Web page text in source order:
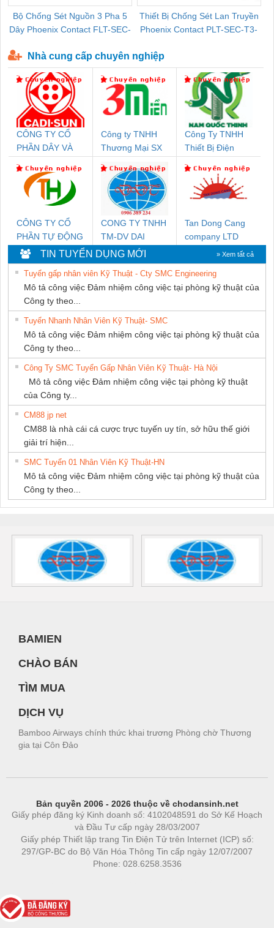
Bộ Chống Sét Nguồn 3 Pha 5
Dây Phoenix Contact FLT-SEC-
Thiết Bị Chống Sét Lan Truyền
Phoenix Contact PLT-SEC-T3-
Nhà cung cấp chuyên nghiệp
CÔNG TY CỔ
PHẦN DÂY VÀ
THƯỢNG ĐÌNH
Công ty TNHH
Thương Mại SX
Công Ty TNHH
Thiết Bị Điện
CÔNG TY CỔ
PHẦN TỰ ĐỘNG
TIẾN HƯNG
CONG TY TNHH
TM-DV DAI
DONG THANH
Tan Dong Cang
company LTD
TIN TUYỂN DỤNG MỚI » Xem tất cả
Tuyển gấp nhân viên Kỹ Thuật - Cty SMC Engineering
Mô tả công việc Đảm nhiệm công việc tại phòng kỹ thuật của
Công ty theo...
Tuyển Nhanh Nhân Viên Kỹ Thuật- SMC
Mô tả công việc Đảm nhiệm công việc tại phòng kỹ thuật của
Công ty theo...
Công Ty SMC Tuyển Gấp Nhân Viên Kỹ Thuật- Hà Nội
Mô tả công việc Đảm nhiệm công việc tại phòng kỹ thuật
của Công ty...
CM88 jp net
CM88 là nhà cái cá cược trực tuyến uy tín, sở hữu thế giới
giải trí hiện...
SMC Tuyển 01 Nhân Viên Kỹ Thuật-HN
Mô tả công việc Đảm nhiệm công việc tại phòng kỹ thuật của
Công ty theo...
BAMIEN
CHÀO BÁN
TÌM MUA
DỊCH VỤ
Bamboo Airways chính thức khai trương Phòng chờ Thương
gia tại Côn Đảo
Bản quyền 2006 - 2026 thuộc về chodansinh.net
Giấy phép đăng ký Kinh doanh số: 4102048591 do Sở Kế Hoạch
và Đầu Tư cấp ngày 28/03/2007
Giấy phép Thiết lập trang Tin Điện Tử trên Internet (ICP) số:
297/GP-BC do Bộ Văn Hóa Thông Tin cấp ngày 12/07/2007
Phone: 028.6258.3536